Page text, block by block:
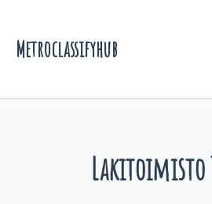
Metroclassifyhub
Lakitoimisto